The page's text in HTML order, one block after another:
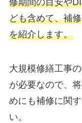
修期間の目安や
ども含めて、補
を紹介します。
大規模修繕工事
が必要なので、
めにも補修に関
い。